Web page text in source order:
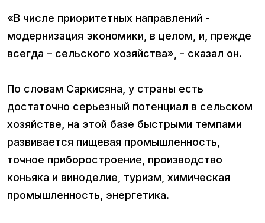
«В числе приоритетных направлений -
модернизация экономики, в целом, и, прежде
всегда – сельского хозяйства», - сказал он.
По словам Саркисяна, у страны есть
достаточно серьезный потенциал в сельском
хозяйстве, на этой базе быстрыми темпами
развивается пищевая промышленность,
точное приборостроение, производство
коньяка и виноделие, туризм, химическая
промышленность, энергетика.